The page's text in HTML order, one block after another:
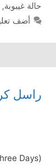
حالة غيبوبة,
أضف
راسل